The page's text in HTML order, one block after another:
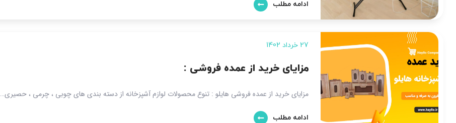
ادامه مطلب
27 خرداد 1402
مزایای خرید از عمده فروشی :
مزایای خرید از عمده فروشی هایلو : تنوع محصولات لوازم آشپزخانه از دسته بندی های چوبی ، چرمی ، حصیری…
ادامه مطلب